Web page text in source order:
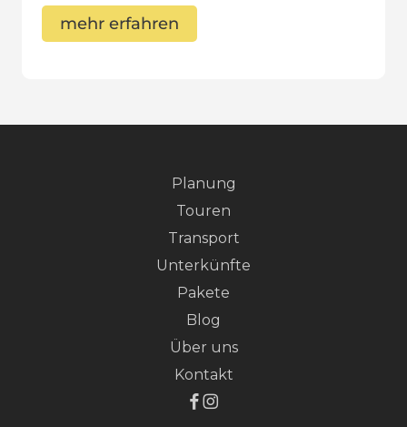
mehr erfahren
Planung
Touren
Transport
Unterkünfte
Pakete
Blog
Über uns
Kontakt